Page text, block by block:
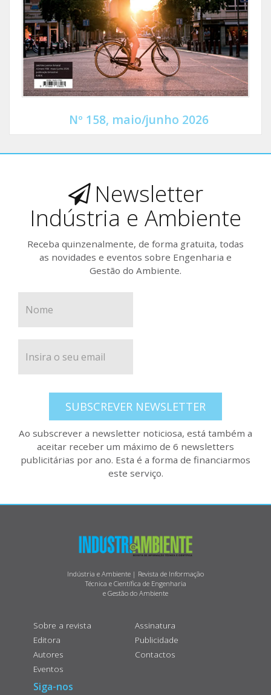
Nº 158, maio/junho 2026
Newsletter
Indústria e Ambiente
Receba quinzenalmente, de forma gratuita, todas
as novidades e eventos sobre Engenharia e
Gestão do Ambiente.
SUBSCREVER NEWSLETTER
Ao subscrever a newsletter noticiosa, está também a
aceitar receber um máximo de 6 newsletters
publicitárias por ano. Esta é a forma de financiarmos
este serviço.
Indústria e Ambiente | Revista de Informação
Técnica e Científica de Engenharia
e Gestão do Ambiente
Sobre a revista
Editora
Autores
Eventos
Assinatura
Publicidade
Contactos
Siga-nos